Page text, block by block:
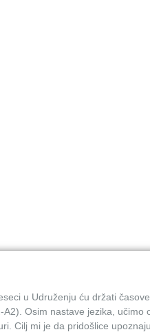
u Udruženju ću držati časove
Osim nastave jezika, učimo
Cilj mi je da pridošlice